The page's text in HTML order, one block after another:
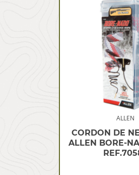
ALLEN
CORDON DE
ALLEN BORE-